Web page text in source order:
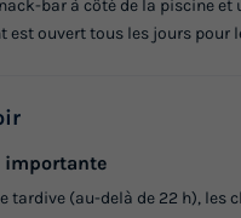
bar à côté de la piscine
est ouvert tous les jours pour
tardive (au-delà de 22 h),